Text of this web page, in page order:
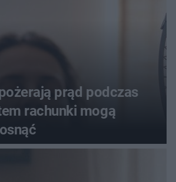
prąd podczas
rachunki mogą